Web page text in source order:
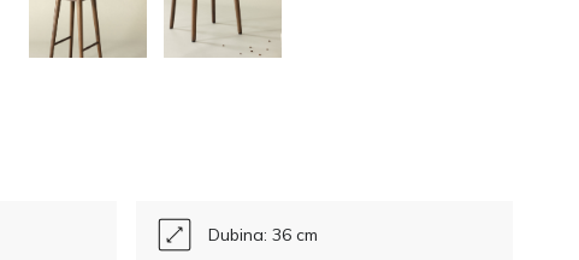
Dubina: 36 cm